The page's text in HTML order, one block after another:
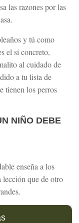
las razones por las
y tú como
el sí concreto,
al cuidado de
a tu lista de
tienen los perros
NIÑO DEBE
enseña a los
lección que de otro